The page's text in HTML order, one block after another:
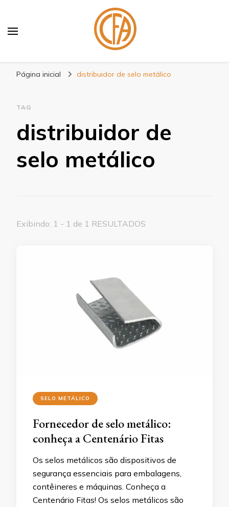
Página inicial distribuidor de selo metálico
TAG
distribuidor de
selo metálico
Exibindo: 1 - 1 de 1 RESULTADOS
SELO METÁLICO
Fornecedor de selo metálico:
conheça a Centenário Fitas
Os selos metálicos são dispositivos de
segurança essenciais para embalagens,
contêineres e máquinas. Conheça a
Centenário Fitas! Os selos metálicos são